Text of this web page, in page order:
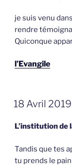
je suis venu
rendre
Quiconque
l’Evangile
GEPLAATST
OP
18 Avril 2019
L’institution de
Tandis que tes
tu prends le